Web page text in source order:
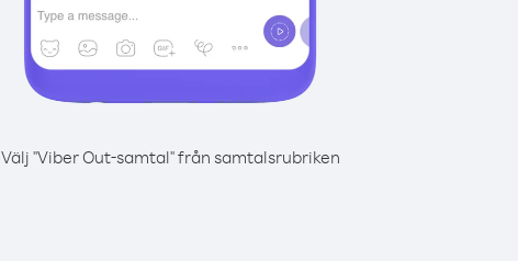
Välj "Viber Out-samtal" från samtalsrubriken